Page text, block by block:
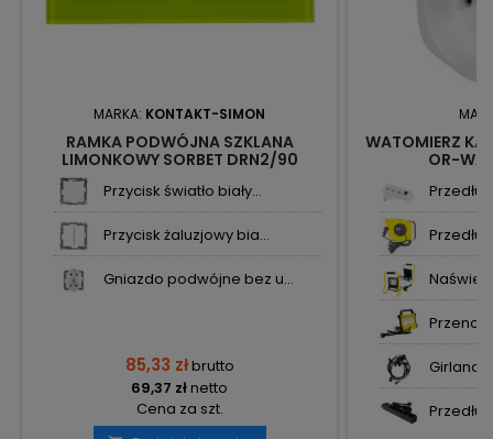
MARKA: KONTAKT-SIMON
RAMKA PODWÓJNA SZKLANA
LIMONKOWY SORBET DRN2/90
KONTAKT SIMON54 NATURE
Przycisk światło biały...
Przycisk żaluzjowy bia...
Gniazdo podwójne bez u...
85,33 złbrutto
69,37 złnetto
Cena za szt.
WATOMIERZ
OR-